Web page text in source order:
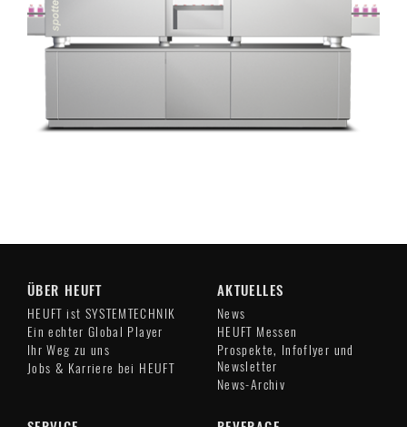
ÜBER HEUFT
HEUFT ist SYSTEMTECHNIK
Ein echter Global Player
Ihr Weg zu uns
Jobs & Karriere bei HEUFT
AKTUELLES
News
HEUFT Messen
Prospekte, Infoflyer und
Newsletter
News-Archiv